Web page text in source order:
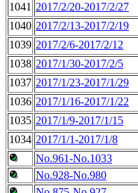
1041 2017/2/20-2017/2/27
1040 2017/2/13-2017/2/19
1039 2017/2/6-2017/2/12
1038 2017/1/30-2017/2/5
1037 2017/1/23-2017/1/29
1036 2017/1/16-2017/1/22
1035 2017/1/9-2017/1/15
1034 2017/1/1-2017/1/8
No.961-No.1033
No.928-No.980